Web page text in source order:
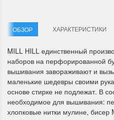
Летние Скидки
!! СКИДКА 20% ‼️ с 1 до 3 июня в
честь первого летнего дня
Чудетство...
ПОДРОБНЕЕ
ОБЗОР ХАРАКТЕРИСТИКИ
MILL HILL единственный
наборов на перфорированной
вышивания завораживают и
маленькие шедевры своими
основе стирке не подлежат. В
необходимое для вышивания:
хлопковые нитки мулине, бисер